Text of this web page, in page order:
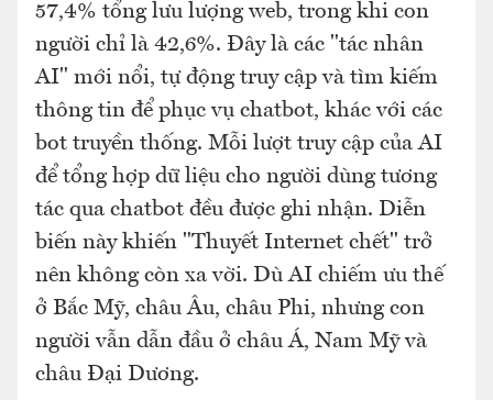
57,4% tổng lưu lượng web, trong khi con
người chỉ là 42,6%. Đây là các "tác nhân
AI" mới nổi, tự động truy cập và tìm kiếm
thông tin để phục vụ chatbot, khác với các
bot truyền thống. Mỗi lượt truy cập của AI
để tổng hợp dữ liệu cho người dùng tương
tác qua chatbot đều được ghi nhận. Diễn
biến này khiến "Thuyết Internet chết" trở
nên không còn xa vời. Dù AI chiếm ưu thế
ở Bắc Mỹ, châu Âu, châu Phi, nhưng con
người vẫn dẫn đầu ở châu Á, Nam Mỹ và
châu Đại Dương.